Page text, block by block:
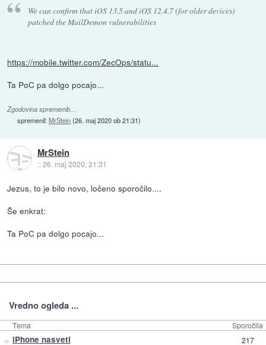
We can confirm that iOS 13.5 and iOS 12.4.7 (for older devices)
patched the MailDemon vulnerabilities
https://mobile.twitter.com/ZecOps/statu...
Ta PoC pa dolgo pocajo...
Zgodovina sprememb…
spremenil:MrStein(26. maj 2020 ob 21:31)
MrStein
::26. maj 2020, 21:31
Jezus, to je bilo novo, ločeno sporočilo....
Še enkrat:
Ta PoC pa dolgo pocajo...
Vredno ogleda ...
Tema Sporočila
» iPhone nasveti 217